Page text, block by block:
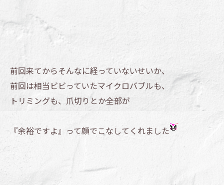
前回来てからそんなに経っていないせいか、
前回は相当ビビっていたマイクロバブルも、
トリミングも、爪切りとか全部が
『余裕ですよ』って顔でこなしてくれました